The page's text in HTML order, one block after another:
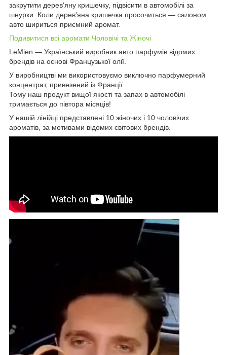
закрутити дерев'яну кришечку, підвісити в автомобілі за
шнурки. Коли дерев'яна кришечка просочиться — салоном
авто шириться приємний аромат.
Подивитися всі аромати Чоловічі та Жіночі
LeMien — Український виробник авто парфумів відомих
брендів на основі Французької олії.
У виробництві ми використовуємо виключно парфумерний
концентрат, привезений із Франції.
Тому наш продукт вищої якості та запах в автомобілі
тримається до півтора місяців!
У нашій лінійці представлені 10 жіночих і 10 чоловічих
ароматів, за мотивами відомих світових брендів.